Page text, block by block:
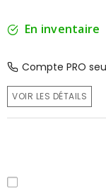
En inventaire
Compte PRO
VOIR LES DÉTAILS